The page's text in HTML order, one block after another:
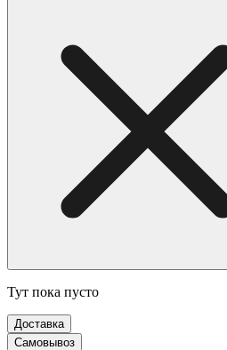
Тут пока пусто
Доставка
Самовывоз